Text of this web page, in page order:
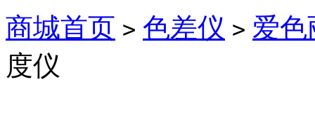
商城首页 > 色差仪 > 爱色
度仪